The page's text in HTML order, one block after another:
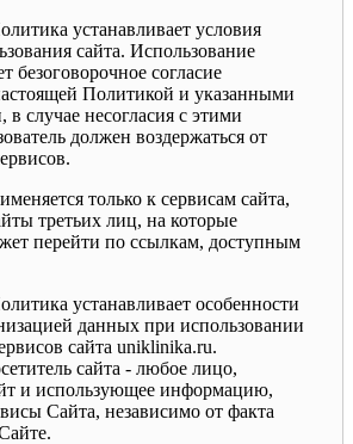
устанавливает условия
сайта. Использование
безоговорочное согласие
Политикой и указанными
случае несогласия с этими
должен воздержаться от
только к сервисам сайта,
третьих лиц, на которые
перейти по ссылкам, доступным
устанавливает особенности
данных при использовании
сайта uniklinika.ru.
сайта - любое лицо,
и использующее информацию,
Сайта, независимо от факта